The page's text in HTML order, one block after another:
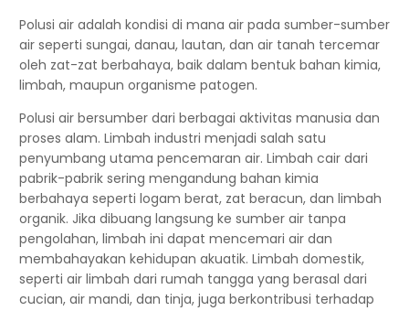
Polusi air adalah kondisi di mana air pada sumber-sumber
air seperti sungai, danau, lautan, dan air tanah tercemar
oleh zat-zat berbahaya, baik dalam bentuk bahan kimia,
limbah, maupun organisme patogen.
Polusi air bersumber dari berbagai aktivitas manusia dan
proses alam. Limbah industri menjadi salah satu
penyumbang utama pencemaran air. Limbah cair dari
pabrik-pabrik sering mengandung bahan kimia
berbahaya seperti logam berat, zat beracun, dan limbah
organik. Jika dibuang langsung ke sumber air tanpa
pengolahan, limbah ini dapat mencemari air dan
membahayakan kehidupan akuatik. Limbah domestik,
seperti air limbah dari rumah tangga yang berasal dari
cucian, air mandi, dan tinja, juga berkontribusi terhadap